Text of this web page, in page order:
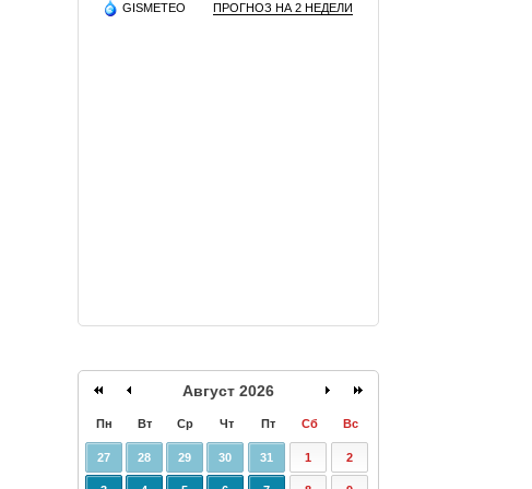
GISMETEO ПРОГНОЗ НА 2 НЕДЕЛИ
Август 2026
Пн Вт Ср Чт Пт Сб Вс
27 28 29 30 31 1 2